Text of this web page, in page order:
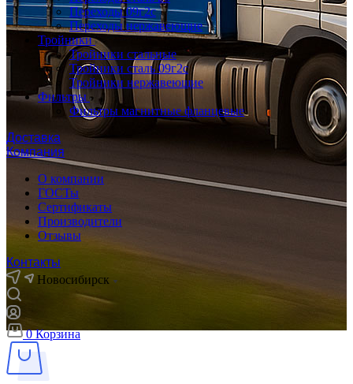
Переходы 09г2с
Переходы нержавеющие
Тройники
Тройники стальные
Тройники сталь 09г2с
Тройники нержавеющие
Фильтры
Фильтры магнитные фланцевые
Доставка
Компания
О компании
ГОСТы
Сертификаты
Производители
Отзывы
Контакты
Новосибирск
0 Корзина